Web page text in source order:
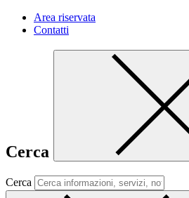
Area riservata
Contatti
Cerca
Cerca